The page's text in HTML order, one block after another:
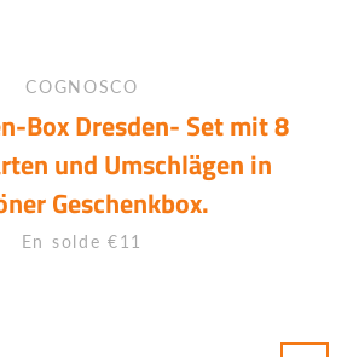
COGNOSCO
Box Dresden- Set mit 8
und Umschlägen in
Geschenkbox.
Prix
En solde €11